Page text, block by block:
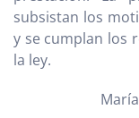
subsistan los
y se cumplan los
la ley.